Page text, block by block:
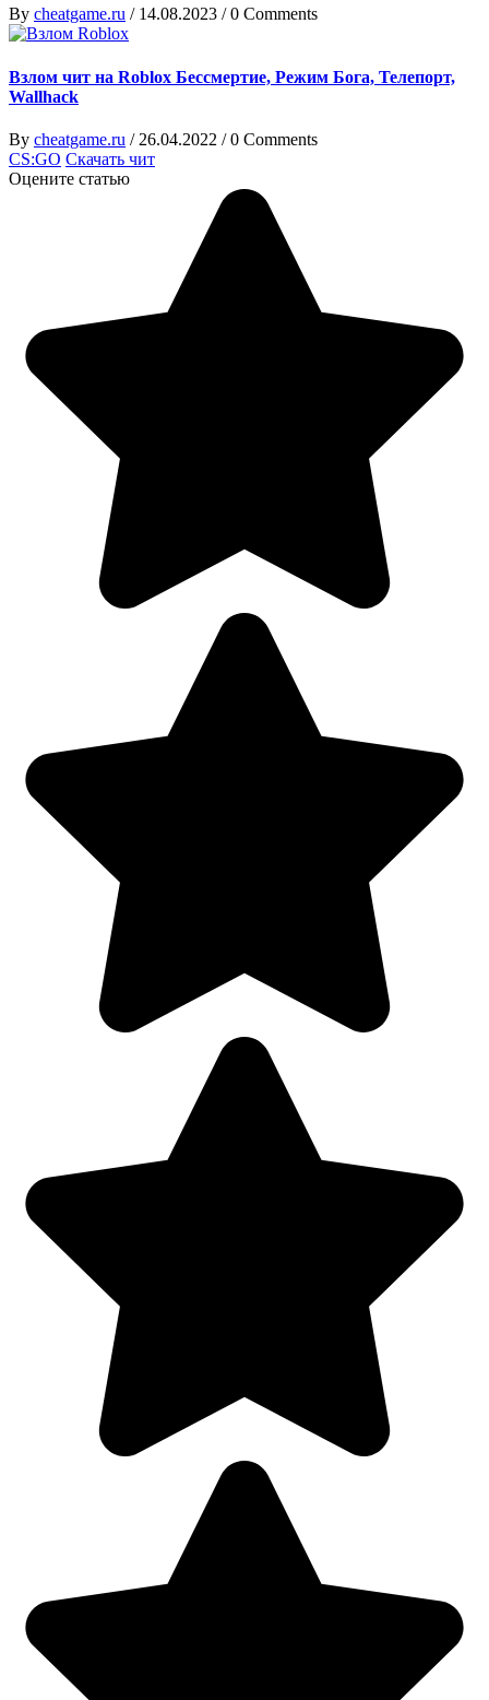
By cheatgame.ru / 14.08.2023 /0 Comments
Взлом чит на Roblox Бессмертие, Режим Бога, Телепорт,
Wallhack
By cheatgame.ru / 26.04.2022 /0 Comments
CS:GO Скачать чит
Оцените статью